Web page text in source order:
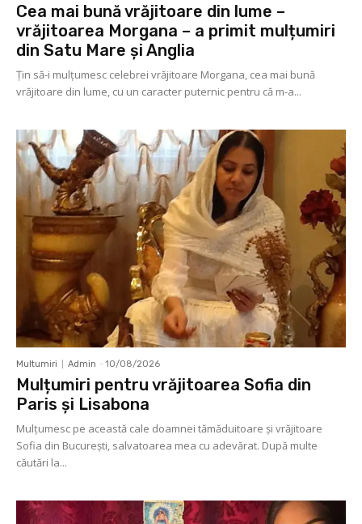
Cea mai bună vrăjitoare din lume –
vrăjitoarea Morgana – a primit mulțumiri
din Satu Mare și Anglia
Ţin să-i mulţumesc celebrei vrăjitoare Morgana, cea mai bună
vrăjitoare din lume, cu un caracter puternic pentru că m-a...
Multumiri Admin - 10/08/2026
Mulțumiri pentru vrăjitoarea Sofia din
Paris și Lisabona
Mulţumesc pe această cale doamnei tămăduitoare și vrăjitoare
Sofia din București, salvatoarea mea cu adevărat. După multe
căutări la...